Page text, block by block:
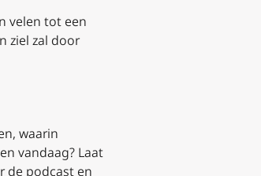
velen tot een
ziel zal door
waarin
vandaag? Laat
de podcast en